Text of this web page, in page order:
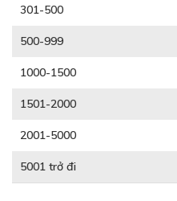
301-500
500-999
1000-1500
1501-2000
2001-5000
5001 trở đi